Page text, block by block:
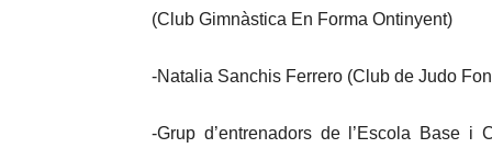
(Club Gimnàstica En Forma Ontinyent)
-Natalia Sanchis Ferrero (Club de Judo
-Grup d’entrenadors de l’Escola Base